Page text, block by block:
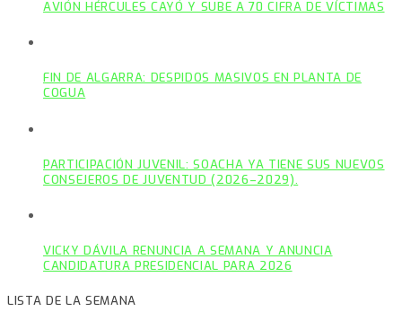
AVIÓN HÉRCULES CAYÓ Y SUBE A 70 CIFRA DE VÍCTIMAS
FIN DE ALGARRA: DESPIDOS MASIVOS EN PLANTA DE
COGUA
PARTICIPACIÓN JUVENIL: SOACHA YA TIENE SUS NUEVOS
CONSEJEROS DE JUVENTUD (2026–2029).
VICKY DÁVILA RENUNCIA A SEMANA Y ANUNCIA
CANDIDATURA PRESIDENCIAL PARA 2026
LISTA DE LA SEMANA